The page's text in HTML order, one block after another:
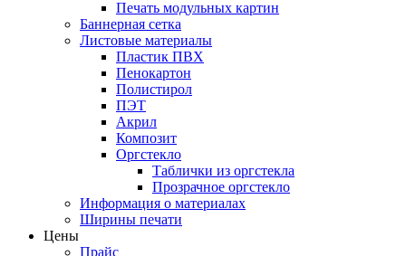
Печать модульных картин
Баннерная сетка
Листовые материалы
Пластик ПВХ
Пенокартон
Полистирол
ПЭТ
Акрил
Композит
Оргстекло
Таблички из оргстекла
Прозрачное оргстекло
Информация о материалах
Ширины печати
Цены
Прайс